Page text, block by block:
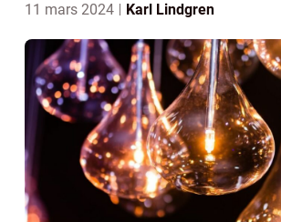
11 mars 2024 Karl Lindgren